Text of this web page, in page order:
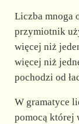
Liczba mnoga
przymiotnik
więcej niż
więcej niż
pochodzi od
W gramatyce
pomocą której